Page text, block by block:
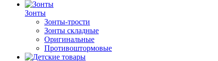
Зонты
Зонты-трости
Зонты складные
Оригинальные
Противоштормовые